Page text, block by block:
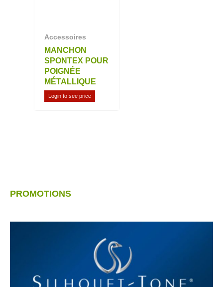
PROMOTIONS
Accessoires
MANCHON
SPONTEX POUR
POIGNÉE
MÉTALLIQUE
Login to see price